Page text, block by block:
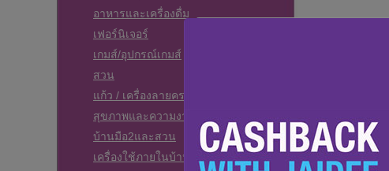
อาหารและเครื่องดื่ม
เฟอร์นิเจอร์
เกมส์/อุปกรณ์เกมส์
สวน
แก้ว / เครื่องลายคราม
สุขภาพและความงาม
บ้านมือ2และสวน
เครื่องใช้ภายในบ้าน